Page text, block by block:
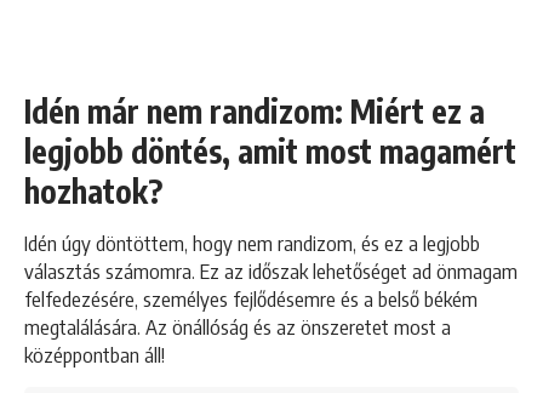
Idén már nem randizom: Miért ez a
legjobb döntés, amit most magamért
hozhatok?
Idén úgy döntöttem, hogy nem randizom, és ez a legjobb
választás számomra. Ez az időszak lehetőséget ad önmagam
felfedezésére, személyes fejlődésemre és a belső békém
megtalálására. Az önállóság és az önszeretet most a
középpontban áll!